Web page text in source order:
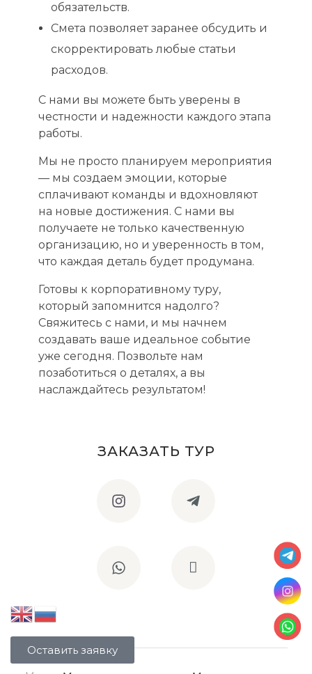
обязательств.
Смета позволяет заранее обсудить и
скорректировать любые статьи
расходов.
С нами вы можете быть уверены в
честности и надежности каждого этапа
работы.
Мы не просто планируем мероприятия
— мы создаем эмоции, которые
сплачивают команды и вдохновляют
на новые достижения. С нами вы
получаете не только качественную
организацию, но и уверенность в том,
что каждая деталь будет продумана.
Готовы к корпоративному туру,
который запомнится надолго?
Свяжитесь с нами, и мы начнем
создавать ваше идеальное событие
уже сегодня. Позвольте нам
позаботиться о деталях, а вы
наслаждайтесь результатом!
ЗАКАЗАТЬ ТУР
Оставить заявку